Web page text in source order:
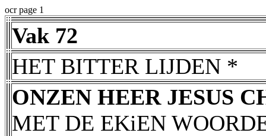
ocr page 1
Vak 72
HET BITTER LIJDEN *
ONZEN HEER JESUS
MET DE EKiEN